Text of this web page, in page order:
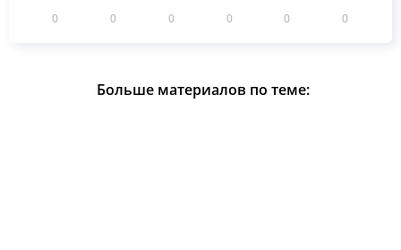
0 0 0 0 0 0
Больше материалов по теме: